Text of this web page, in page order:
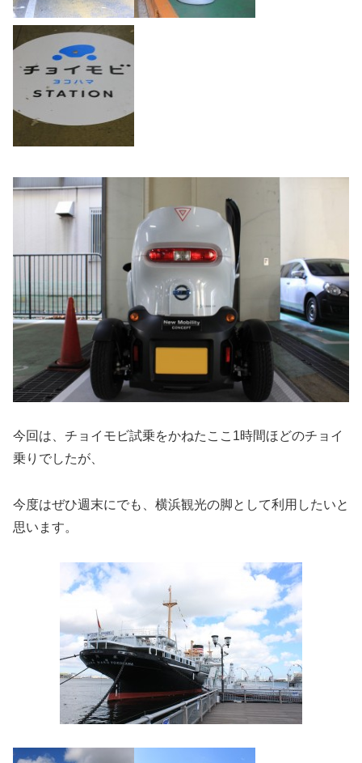
今回は、チョイモビ試乗をかねたここ1時間ほどのチョイ
乗りでしたが、
今度はぜひ週末にでも、横浜観光の脚として利用したいと
思います。